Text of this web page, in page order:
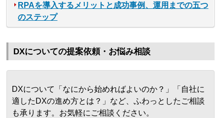
RPAを導入するメリットと成功事例、運用までの五つ
のステップ
DXについての提案依頼・お悩み相談
DXについて「なにから始めればよいのか？」「自社に
適したDXの進め方とは？」など、ふわっとしたご相談
も承ります。お気軽にご相談ください。